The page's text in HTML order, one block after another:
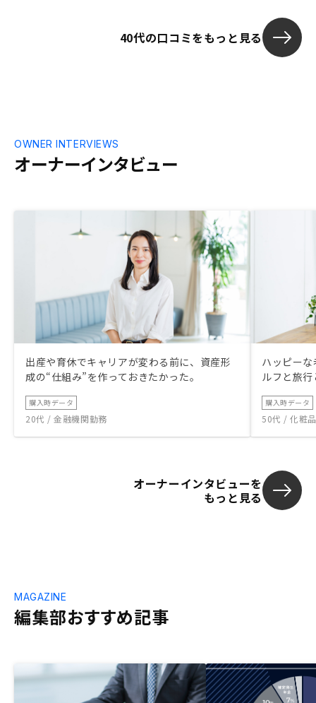
初期費用の割引等他社からも提案を受けて
ョンをとって
が若手の営業
いな人は受け
40代の口コミをもっと見る
オーナーインタビュー
OWNER INTERVIEWS
出産や育休でキャリアが変わる前に、資産形
成の“仕組み”を作っておきたかった。
購入時データ
20代 / 金融機関勤務
ハッピー
ルフと旅
購入時データ
50代 / 化粧
オーナーインタビューを
もっと見る
編集部おすすめ記事
MAGAZINE